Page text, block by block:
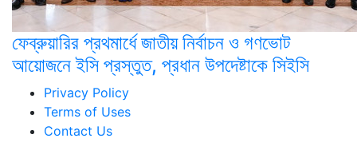
ফেব্রুয়ারির প্রথমার্ধে জাতীয় নির্বাচন ও গণভোট
আয়োজনে ইসি প্রস্তুত, প্রধান উপদেষ্টাকে সিইসি
Privacy Policy
Terms of Uses
Contact Us